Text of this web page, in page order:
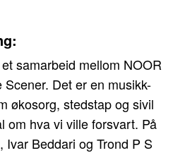
samarbeid mellom NOOR
Det er en musikk-
økosorg, stedstap og sivil
om hva vi ville forsvart. På
Beddari og Trond P S